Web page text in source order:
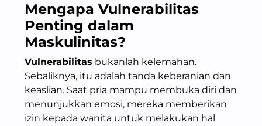
Mengapa Vulnerabilitas
Penting dalam
Maskulinitas?
Vulnerabilitas bukanlah kelemahan.
Sebaliknya, itu adalah tanda keberanian dan
keaslian. Saat pria mampu membuka diri dan
menunjukkan emosi, mereka memberikan
izin kepada wanita untuk melakukan hal